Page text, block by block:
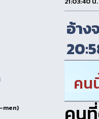
men)
อ้าง
คน
คน